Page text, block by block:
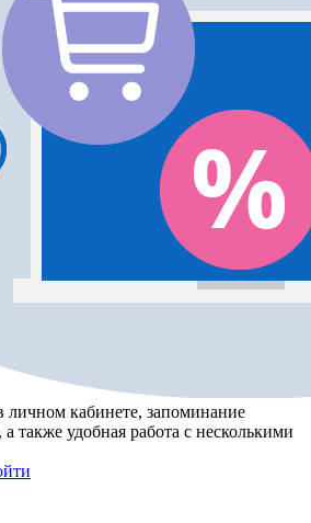
личном кабинете, запоминание
, а также удобная работа с несколькими